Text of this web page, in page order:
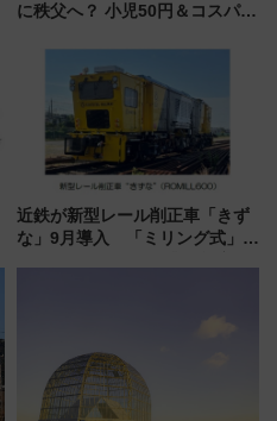
に秩父へ？ 小児50円＆コスパ最
検や特急ラビューも
近鉄が新型レール削正車「きず
な」9月導入 「ミリング式」採